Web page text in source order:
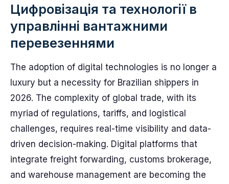
Цифровізація та технології в
управлінні вантажними
перевезеннями
The adoption of digital technologies is no longer a
luxury but a necessity for Brazilian shippers in
2026. The complexity of global trade, with its
myriad of regulations, tariffs, and logistical
challenges, requires real-time visibility and data-
driven decision-making. Digital platforms that
integrate freight forwarding, customs brokerage,
and warehouse management are becoming the